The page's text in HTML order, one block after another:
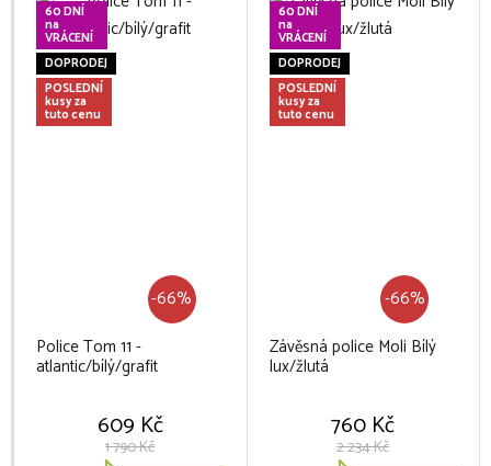
60 DNÍ
na
VRÁCENÍ
DOPRODEJ
POSLEDNÍ
kusy za
tuto cenu
-66%
Police Tom 11 -
atlantic/bílý/grafit
609 Kč
1 790 Kč
60 DNÍ
na
VRÁCENÍ
DOPRODEJ
POSLEDNÍ
kusy za
tuto cenu
-66%
Závěsná police Moli Bílý
lux/žlutá
760 Kč
2 234 Kč